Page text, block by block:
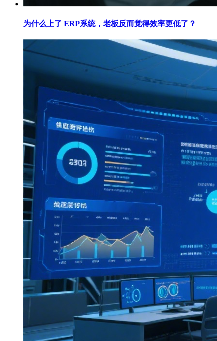
为什么上了 ERP系统，老板反而觉得效率更低了？